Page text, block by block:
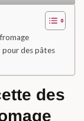
pour des pâtes
des